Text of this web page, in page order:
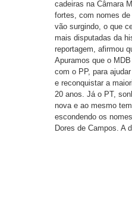
cadeiras na Câmara
fortes, com nomes
vão surgindo, o que
mais disputadas da
reportagem, afirmou
Apuramos que o
com o PP, para
e reconquistar a
20 anos. Já o PT,
nova e ao mesmo
escondendo os
Dores de Campos. A